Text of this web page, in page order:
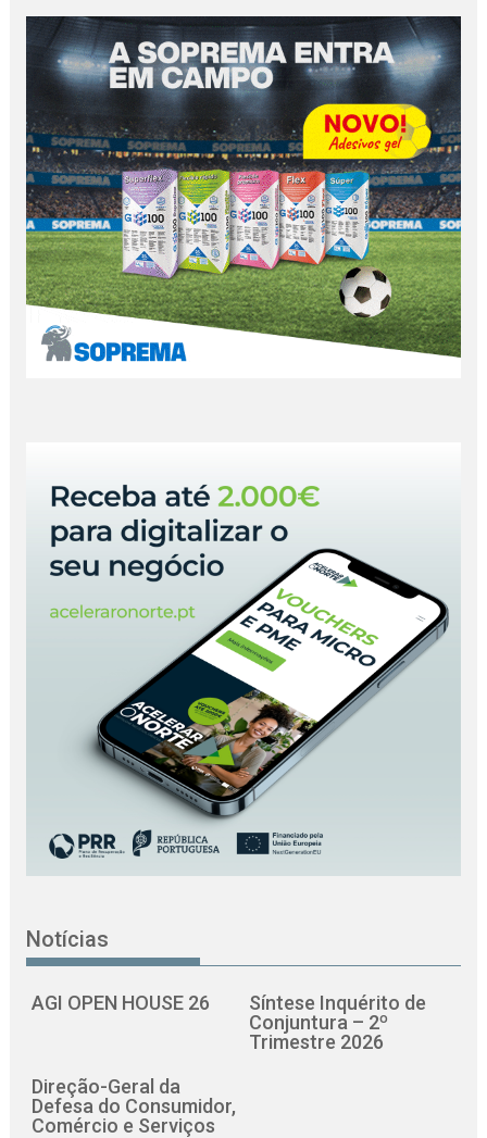
Notícias
AGI OPEN HOUSE 26
Síntese Inquérito de
Conjuntura – 2º
Trimestre 2026
Direção-Geral da
Defesa do Consumidor,
Comércio e Serviços